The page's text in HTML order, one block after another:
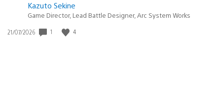
Kazuto Sekine
Game Director, Lead Battle Designer, Arc System Works
Fecha
21/07/2026 1 4